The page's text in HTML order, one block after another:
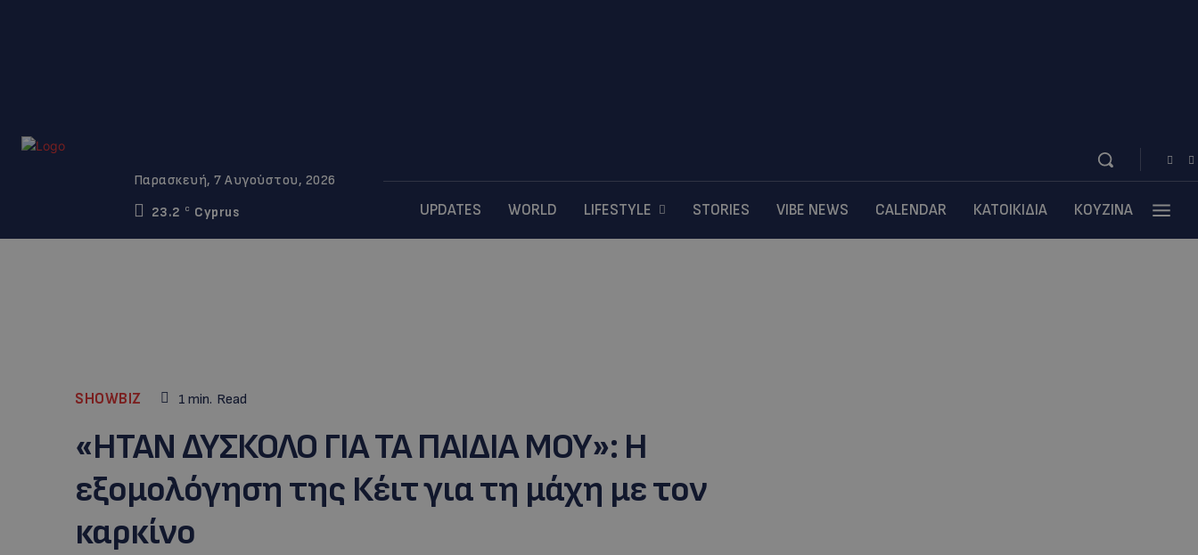
Παρασκευή, 7 Αυγούστου, 2026
23.2
C Cyprus UPDATES WORLD LIFESTYLE STORIES VIBE NEWS CALENDAR ΚΑΤΟΙΚΙΔΙΑ ΚΟΥΖΙΝΑ
SHOWBIZ 1 min. Read
«ΗΤΑΝ ΔΥΣΚΟΛΟ ΓΙΑ ΤΑ ΠΑΙΔΙΑ ΜΟΥ»: Η
εξομολόγηση της Κέιτ για τη μάχη με τον
καρκίνο